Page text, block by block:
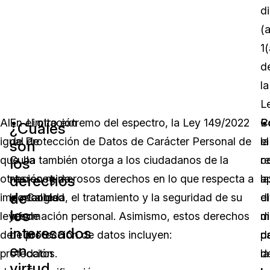
la
Al
igual
que
otras
importantes
leyes
de
protección
Limitación
de
la
recogida.
Calidad
de
los
datos.
¿Cuáles
son
los
derechos
de
los
interesados
en
En el otro extremo del espectro, la Ley 149/2022
de Protección de Datos de Carácter Personal de
Cuba también otorga a los ciudadanos de la
nación numerosos derechos en lo que respecta a
la recogida, el tratamiento y la seguridad de su
información personal. Asimismo, estos derechos
de protección de datos incluyen:
el
la
la
el